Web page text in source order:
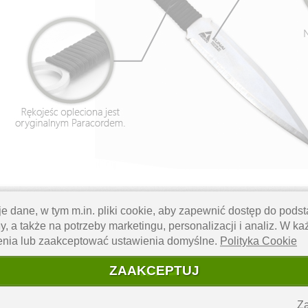
zarówno przez osoby dopiero zaczynające przygodę z rzucaniem nożami,
wytrzyma długie godziny treningów. Środek ciężkości przesunięty w
dobrana, aby trening był satysfakcjonujący, a nie męczący.
dane, w tym m.in. pliki cookie, aby zapewnić dostęp do
a także na potrzeby marketingu, personalizacji i analiz. W
lub zaakceptować ustawienia domyślne. Polityka Cookie
ZAAKCEPTUJ